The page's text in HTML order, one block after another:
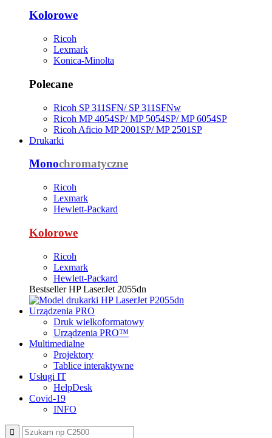
Kolorowe
Ricoh
Lexmark
Konica-Minolta
Polecane
Ricoh SP 311SFN/ SP 311SFNw
Ricoh MP 4054SP/ MP 5054SP/ MP 6054SP
Ricoh Aficio MP 2001SP/ MP 2501SP
Drukarki
Monochromatyczne
Ricoh
Lexmark
Hewlett-Packard
Kolorowe
Ricoh
Lexmark
Hewlett-Packard
Bestseller HP LaserJet 2055dn
Urządzenia PRO
Druk wielkoformatowy
Urządzenia PRO™
Multimedialne
Projektory
Tablice interaktywne
Usługi IT
HelpDesk
Covid-19
INFO